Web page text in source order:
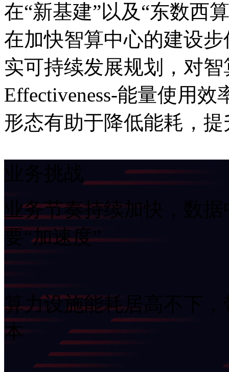
在“新基建”以及“东数西算
在加快智算中心的建设
实可持续发展规划，对
Effectiveness-能量使用效
形态有助于降低能耗，
业务节奏持续加快，
要“加速度”
算力设施能耗居高不下
本